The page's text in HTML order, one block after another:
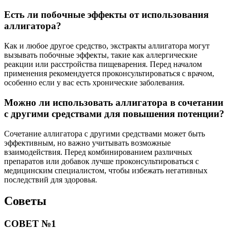
Есть ли побочные эффекты от использования
аллигатора?
Как и любое другое средство, экстракты аллигатора могут
вызывать побочные эффекты, такие как аллергические
реакции или расстройства пищеварения. Перед началом
применения рекомендуется проконсультироваться с врачом,
особенно если у вас есть хронические заболевания.
Можно ли использовать аллигатора в сочетании
с другими средствами для повышения потенции?
Сочетание аллигатора с другими средствами может быть
эффективным, но важно учитывать возможные
взаимодействия. Перед комбинированием различных
препаратов или добавок лучше проконсультироваться с
медицинским специалистом, чтобы избежать негативных
последствий для здоровья.
Советы
СОВЕТ №1